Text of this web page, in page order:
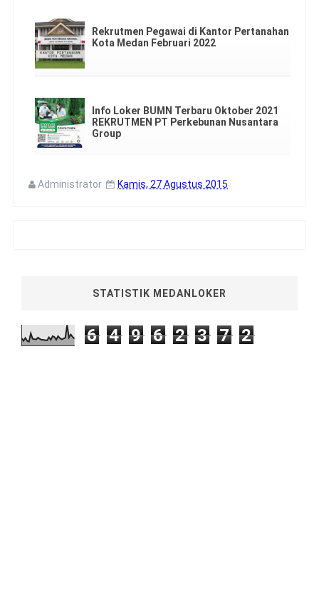
Rekrutmen Pegawai di Kantor Pertanahan
Kota Medan Februari 2022
Info Loker BUMN Terbaru Oktober 2021
REKRUTMEN PT Perkebunan Nusantara
Group
Administrator Kamis, 27 Agustus 2015
STATISTIK MEDANLOKER
6 4 9 6 2 3 7 2